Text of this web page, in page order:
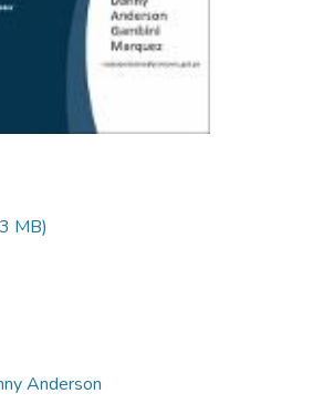
MB)
Anderson